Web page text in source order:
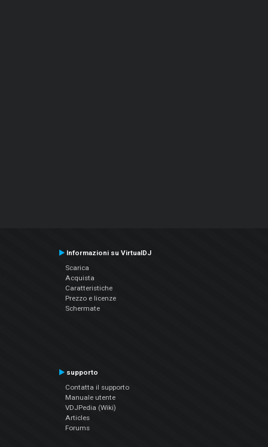
Informazioni su VirtualDJ
Scarica
Acquista
Caratteristiche
Prezzo e licenze
Schermate
supporto
Contatta il supporto
Manuale utente
VDJPedia (Wiki)
Articles
Forums